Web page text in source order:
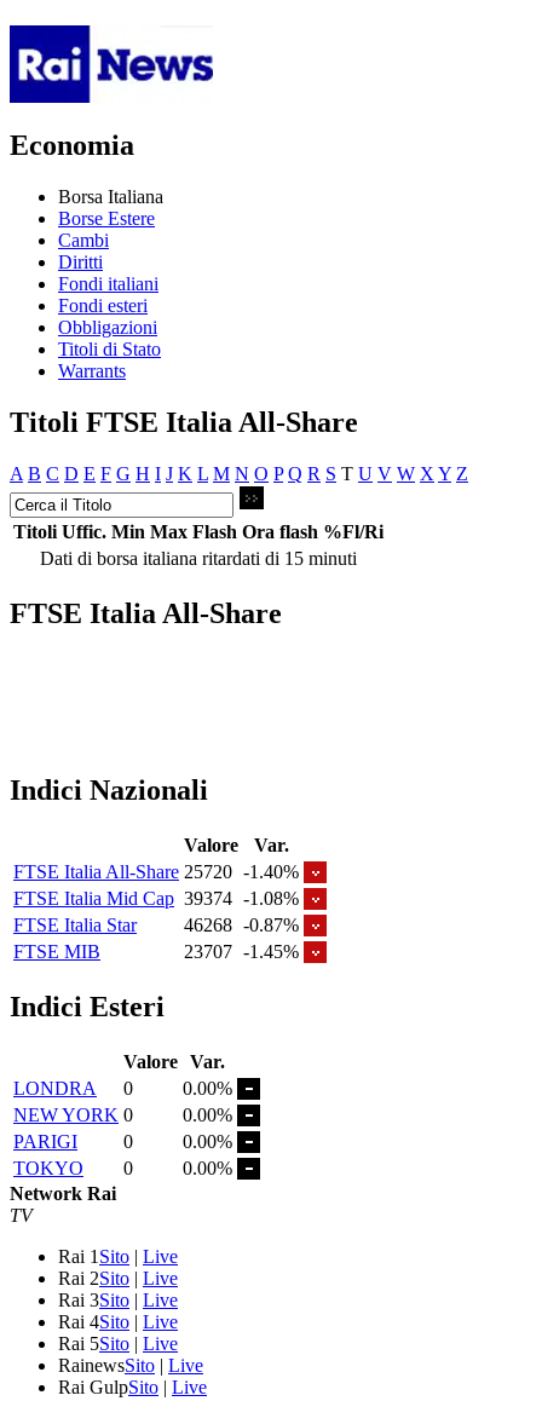
Economia
Borsa Italiana
Borse Estere
Cambi
Diritti
Fondi italiani
Fondi esteri
Obbligazioni
Titoli di Stato
Warrants
Titoli FTSE Italia All-Share
A B C D E F G H I J K L M N O P Q R S T U V W X Y Z
Titoli Uffic. Min Max Flash Ora flash %Fl/Ri
Dati di borsa italiana ritardati di 15 minuti
FTSE Italia All-Share
Indici Nazionali
Valore
Var.
FTSE Italia All-Share 25720 -1.40%
FTSE Italia Mid Cap 39374 -1.08%
FTSE Italia Star
46268 -0.87%
FTSE MIB
23707 -1.45%
Indici Esteri
Valore Var.
LONDRA
0
0.00%
NEW YORK 0
0.00%
PARIGI
0
0.00%
TOKYO
0
0.00%
Network Rai
TV
Rai 1 Sito | Live
Rai 2Sito | Live
Rai 3Sito | Live
Rai 4Sito | Live
Rai 5Sito | Live
RainewsSito | Live
Rai GulpSito | Live